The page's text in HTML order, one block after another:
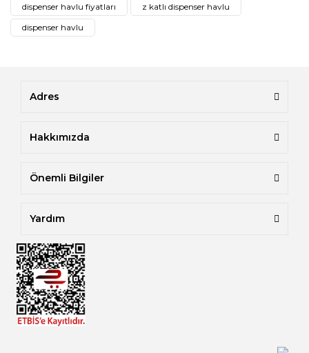
dispenser havlu fiyatları
z katlı dispenser havlu
dispenser havlu
Adres
Hakkımızda
Önemli Bilgiler
Yardım